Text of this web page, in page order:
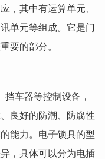
，其中有运算单元、
单元等组成。它是门
要的部分。
车器等控制设备，
良好的防潮、防腐性
能力。电子锁具的型
，具体可以分为电插